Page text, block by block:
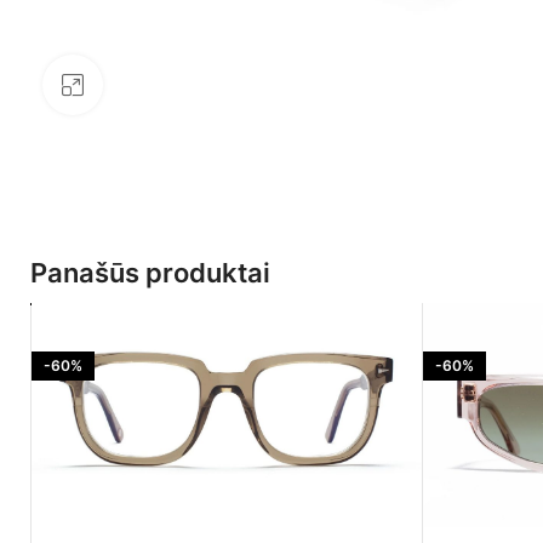
Panašūs produktai
-60% -60%